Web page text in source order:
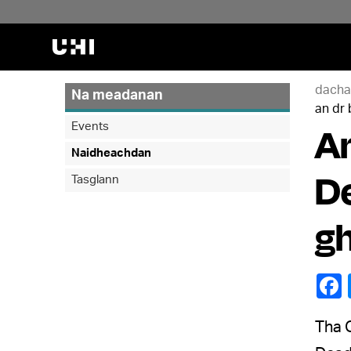
an dr
Na meadanan
Events
Naidheachdan
Tasglann